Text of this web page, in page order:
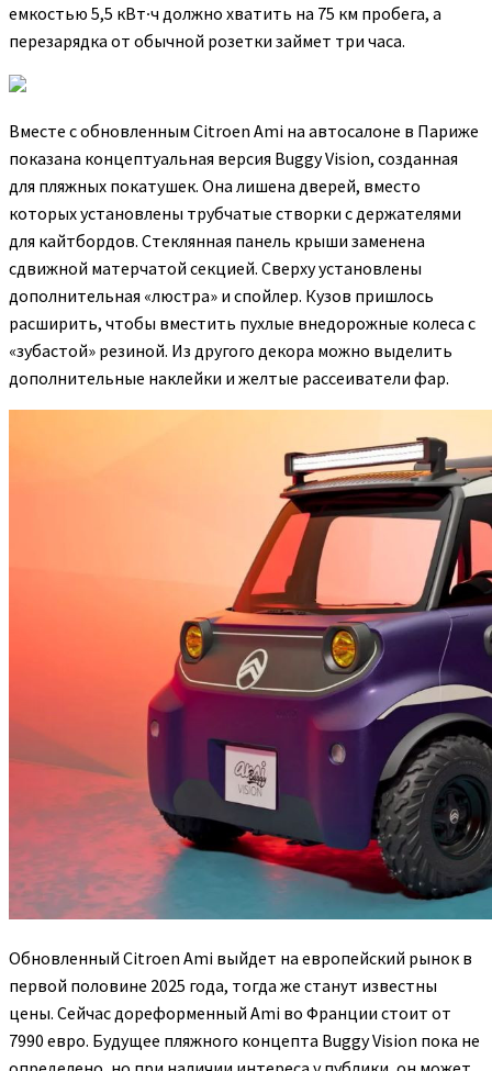
емкостью 5,5 кВт∙ч должно хватить на 75 км пробега, а
перезарядка от обычной розетки займет три часа.
Вместе с обновленным Citroen Ami на автосалоне в Париже
показана концептуальная версия Buggy Vision, созданная
для пляжных покатушек. Она лишена дверей, вместо
которых установлены трубчатые створки с держателями
для кайтбордов. Стеклянная панель крыши заменена
сдвижной матерчатой секцией. Сверху установлены
дополнительная «люстра» и спойлер. Кузов пришлось
расширить, чтобы вместить пухлые внедорожные колеса с
«зубастой» резиной. Из другого декора можно выделить
дополнительные наклейки и желтые рассеиватели фар.
Обновленный Citroen Ami выйдет на европейский рынок в
первой половине 2025 года, тогда же станут известны
цены. Сейчас дореформенный Ami во Франции стоит от
7990 евро. Будущее пляжного концепта Buggy Vision пока не